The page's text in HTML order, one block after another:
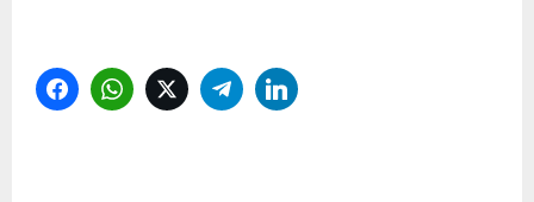
FacebookWhatsAppTwitterTelegram